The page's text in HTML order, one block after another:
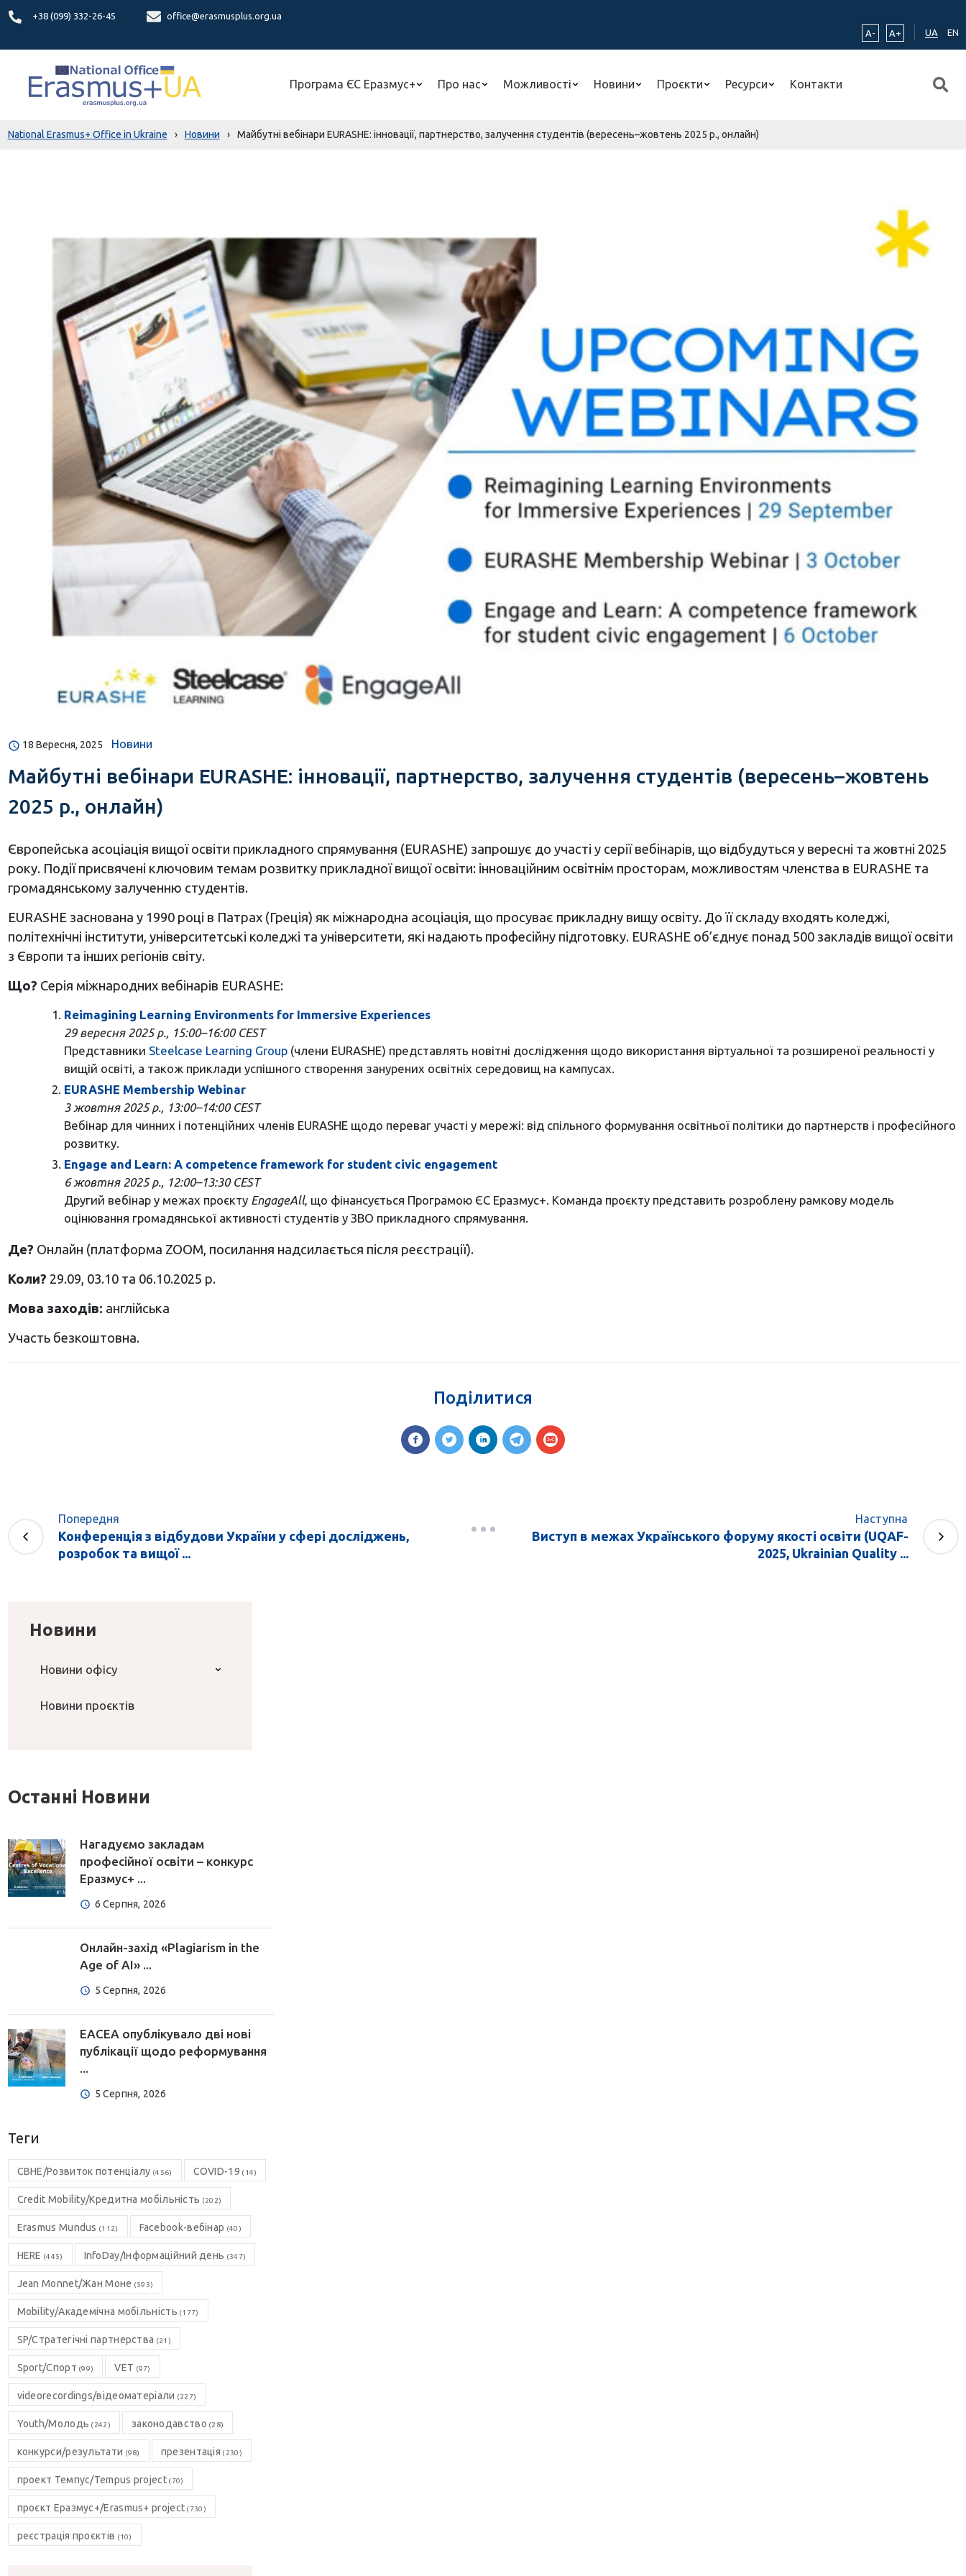
+38 (099) 332-26-45
office@erasmusplus.org.ua
A-
A+ UA EN
Програма ЄС Еразмус+ Про нас Можливості Новини Проєкти Ресурси Контакти
National Erasmus+ Office in Ukraine › Новини › Майбутні вебінари EURASHE: інновації, партнерство, залучення студентів (вересень–жовтень 2025 р., онлайн)
18 Вересня, 2025 Новини
Майбутні вебінари EURASHE: інновації, партнерство, залучення студентів (вересень–жовтень
2025 р., онлайн)
Європейська асоціація вищої освіти прикладного спрямування (EURASHE) запрошує до участі у серії вебінарів, що відбудуться у вересні та жовтні 2025
року. Події присвячені ключовим темам розвитку прикладної вищої освіти: інноваційним освітнім просторам, можливостям членства в EURASHE та
громадянському залученню студентів.
EURASHE заснована у 1990 році в Патрах (Греція) як міжнародна асоціація, що просуває прикладну вищу освіту. До її складу входять коледжі,
політехнічні інститути, університетські коледжі та університети, які надають професійну підготовку. EURASHE об’єднує понад 500 закладів вищої освіти
з Європи та інших регіонів світу.
Що? Серія міжнародних вебінарів EURASHE:
Reimagining Learning Environments for Immersive Experiences
29 вересня 2025 р., 15:00–16:00 CEST
Представники Steelcase Learning Group(члени EURASHE) представлять новітні дослідження щодо використання віртуальної та розширеної реальності у
вищій освіті, а також приклади успішного створення занурених освітніх середовищ на кампусах.
EURASHE Membership Webinar
3 жовтня 2025 р., 13:00–14:00 CEST
Вебінар для чинних і потенційних членів EURASHE щодо переваг участі у мережі: від спільного формування освітньої політики до партнерств і професійного
розвитку.
Engage and Learn: A competence framework for student civic engagement
6 жовтня 2025 р., 12:00–13:30 CEST
Другий вебінар у межах проєкту EngageAll, що фінансується Програмою ЄС Еразмус+. Команда проєкту представить розроблену рамкову модель
оцінювання громадянської активності студентів у ЗВО прикладного спрямування.
Де? Онлайн (платформа ZOOM, посилання надсилається після реєстрації).
Коли? 29.09, 03.10 та 06.10.2025 р.
Мова заходів: англійська
Участь безкоштовна.
Поділитися
Попередня
Конференція з відбудови України у сфері досліджень,
розробок та вищої ...
Наступна
Виступ в межах Українського форуму якості освіти (UQAF-
2025, Ukrainian Quality ...
Новини
Новини офісу
Новини проєктів
Останні Новини
Нагадуємо закладам
професійної освіти – конкурс
Еразмус+ ...
6 Серпня, 2026
Онлайн-захід «Plagiarism in the
Age of AI» ...
5 Серпня, 2026
EACEA опублікувало дві нові
публікації щодо реформування
...
5 Серпня, 2026
Теги
CBHE/Розвиток потенціалу (456) COVID-19 (14)
Credit Mobility/Кредитна мобільність (202)
Erasmus Mundus (112) Facebook-вебінар (40)
HERE (445) InfoDay/Інформаційний день (347)
Jean Monnet/Жан Моне (593)
Mobility/Академічна мобільність (177)
SP/Стратегічні партнерства (21)
Sport/Спорт (99) VET (97)
videorecordings/відеоматеріали (227)
Youth/Молодь (242) законодавство (28)
конкурси/результати (98) презентація (230)
проект Темпус/Tempus project(70)
проєкт Еразмус+/Erasmus+ project (730)
реєстрація проєктів (10)